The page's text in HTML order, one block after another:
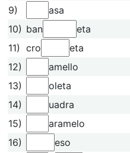
9)
asa
10) ban
eta
11) cro
eta
12)
amello
13)
oleta
14)
uadra
15)
aramelo
16)
eso